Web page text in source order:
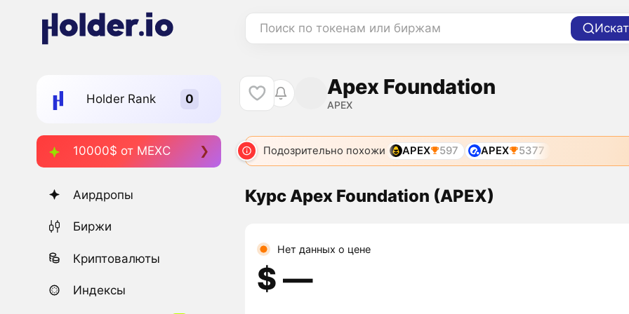
Поиск по токенам или биржам
Holder Rank
10000$ от MEXC
Аирдропы
Биржи
Криптовалюты
Индексы
Apex Foundation
APEX
Подозрительно похожи APEX 597 APEX 5377
Курс Apex Foundation (APEX)
Нет данных о цене
$ ―